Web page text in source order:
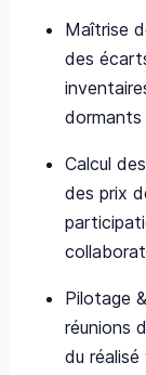
Maîtrise
des
dormants
Calcul
des prix
Pilotage
réunions
du